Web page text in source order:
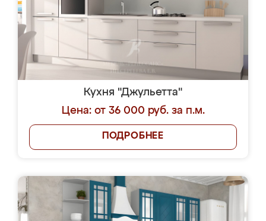
Кухня "Джульетта"
Цена: от 36 000 руб. за п.м.
ПОДРОБНЕЕ